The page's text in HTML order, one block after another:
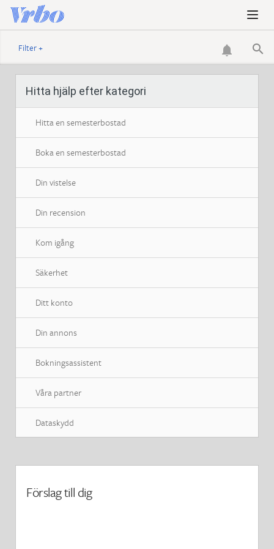
Filter +  
Hitta hjälp efter kategori
Hitta en semesterbostad
Boka en semesterbostad
Din vistelse
Din recension
Kom igång
Säkerhet
Ditt konto
Din annons
Bokningsassistent
Våra partner
Dataskydd
Förslag till dig